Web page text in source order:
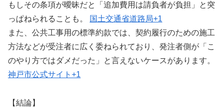
もしその条項が曖昧だと「追加費用は請負者が負担」と突
っぱねられることも。
国土交通省道路局+1
また、公共工事用の標準約款では、契約履行のための施工
方法などが受注者に広く委ねられており、発注者側が「こ
のやり方ではダメだった」と言えないケースがあります。
神戸市公式サイト +1
【結論】